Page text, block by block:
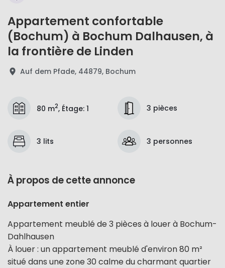
Appartement confortable
(Bochum) à Bochum Dalhausen, à
la frontière de Linden
Auf dem Pfade, 44879, Bochum
80 m2, Étage: 1 3 pièces
3 lits 3 personnes
À propos de cette annonce
Appartement entier
Appartement meublé de 3 pièces à louer à Bochum-
Dahlhausen
À louer : un appartement meublé d'environ 80 m²
situé dans une zone 30 calme du charmant quartier